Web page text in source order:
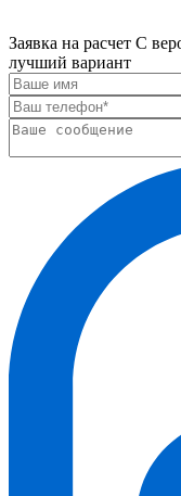
Заявка на расчет С
лучший вариант